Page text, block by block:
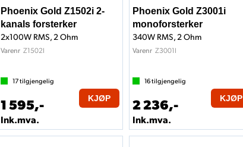
Phoenix Gold Z1502i 2-
kanals forsterker
2x100W RMS, 2 Ohm
Varenr Z1502I
17tilgjengelig
1 595,-
Ink.mva.
KJØP
Phoenix Gold Z3001i
monoforsterker
340W RMS, 2 Ohm
Varenr Z3001I
16tilgjengelig
2 236,-
Ink.mva.
KJØP